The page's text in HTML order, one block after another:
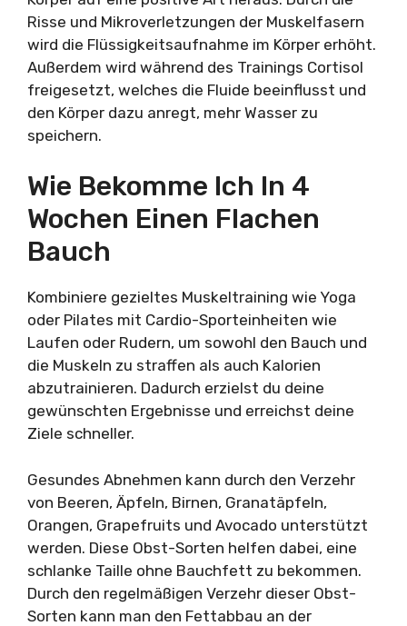
Risse und Mikroverletzungen der Muskelfasern
wird die Flüssigkeitsaufnahme im Körper erhöht.
Außerdem wird während des Trainings Cortisol
freigesetzt, welches die Fluide beeinflusst und
den Körper dazu anregt, mehr Wasser zu
speichern.
Wie Bekomme Ich In 4
Wochen Einen Flachen
Bauch
Kombiniere gezieltes Muskeltraining wie Yoga
oder Pilates mit Cardio-Sporteinheiten wie
Laufen oder Rudern, um sowohl den Bauch und
die Muskeln zu straffen als auch Kalorien
abzutrainieren. Dadurch erzielst du deine
gewünschten Ergebnisse und erreichst deine
Ziele schneller.
Gesundes Abnehmen kann durch den Verzehr
von Beeren, Äpfeln, Birnen, Granatäpfeln,
Orangen, Grapefruits und Avocado unterstützt
werden. Diese Obst-Sorten helfen dabei, eine
schlanke Taille ohne Bauchfett zu bekommen.
Durch den regelmäßigen Verzehr dieser Obst-
Sorten kann man den Fettabbau an der